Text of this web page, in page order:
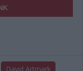
David Artmark